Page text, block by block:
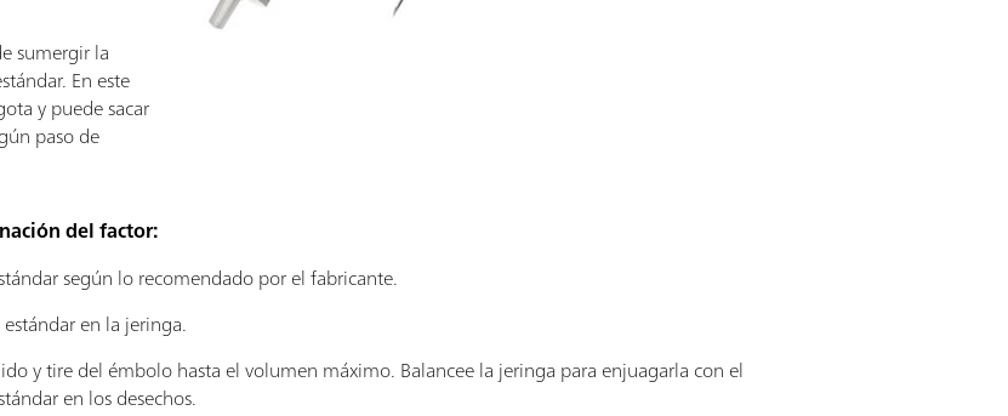
sumergir la
En este
y puede sacar
paso de
del factor:
según lo recomendado por el fabricante.
en la jeringa.
y tire del émbolo hasta el volumen máximo. Balancee la jeringa para enjuagarla con el
en los desechos.